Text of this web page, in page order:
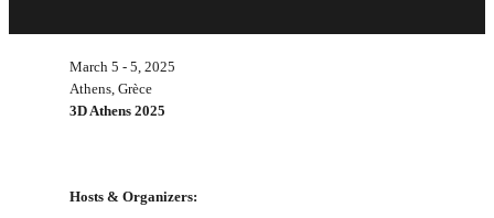
March 5 - 5, 2025
Athens, Grèce
3D Athens 2025
Hosts & Organizers: